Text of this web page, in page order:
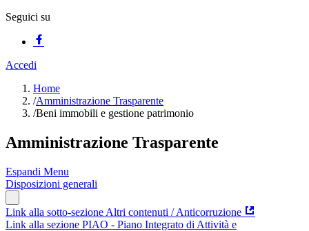
Seguici su
Accedi
Home
/Amministrazione Trasparente
/Beni immobili e gestione patrimonio
Amministrazione Trasparente
Espandi Menu
Disposizioni generali
Link alla sotto-sezione Altri contenuti / Anticorruzione
Link alla sezione PIAO - Piano Integrato di Attività e